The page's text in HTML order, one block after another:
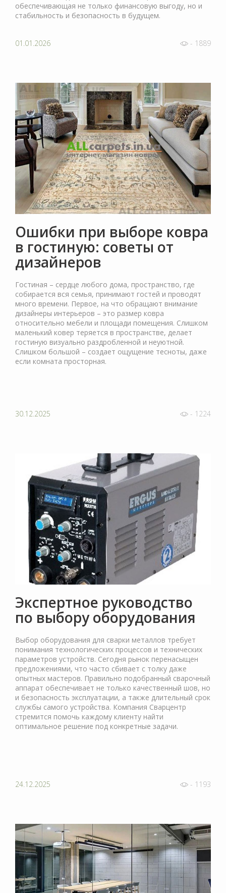
обеспечивающая не только финансовую выгоду, но и
стабильность и безопасность в будущем.
01.01.2026 - 1889
Ошибки при выборе ковра
в гостиную: советы от
дизайнеров
Гостиная – сердце любого дома, пространство, где
собирается вся семья, принимают гостей и проводят
много времени. Первое, на что обращают внимание
дизайнеры интерьеров – это размер ковра
относительно мебели и площади помещения. Слишком
маленький ковер теряется в пространстве, делает
гостиную визуально раздробленной и неуютной.
Слишком большой – создает ощущение тесноты, даже
если комната просторная.
30.12.2025 - 1224
Экспертное руководство
по выбору оборудования
Выбор оборудования для сварки металлов требует
понимания технологических процессов и технических
параметров устройств. Сегодня рынок перенасыщен
предложениями, что часто сбивает с толку даже
опытных мастеров. Правильно подобранный сварочный
аппарат обеспечивает не только качественный шов, но
и безопасность эксплуатации, а также длительный срок
службы самого устройства. Компания Сварцентр
стремится помочь каждому клиенту найти
оптимальное решение под конкретные задачи.
24.12.2025 - 1193